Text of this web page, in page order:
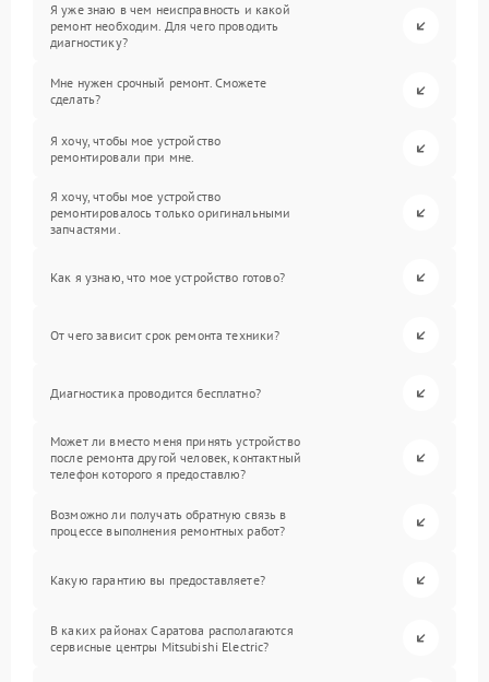
Я уже знаю в чем неисправность и какой
ремонт необходим. Для чего проводить
диагностику?
Мне нужен срочный ремонт. Сможете
сделать?
Я хочу, чтобы мое устройство
ремонтировали при мне.
Я хочу, чтобы мое устройство
ремонтировалось только оригинальными
запчастями.
Как я узнаю, что мое устройство готово?
От чего зависит срок ремонта техники?
Диагностика проводится бесплатно?
Может ли вместо меня принять устройство
после ремонта другой человек, контактный
телефон которого я предоставлю?
Возможно ли получать обратную связь в
процессе выполнения ремонтных работ?
Какую гарантию вы предоставляете?
В каких районах Саратова располагаются
сервисные центры Mitsubishi Electric?